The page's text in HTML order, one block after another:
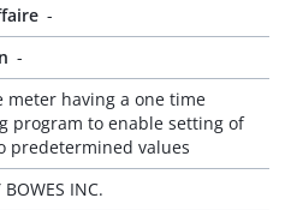
-
-
meter having a one time
program to enable setting of
predetermined values
BOWES INC.